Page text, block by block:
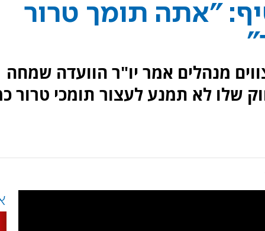
"אתה תומך טרור
מנהלים אמר יו"ר הוועדה שמחה
שלו לא תמנע לעצור תומכי טרור